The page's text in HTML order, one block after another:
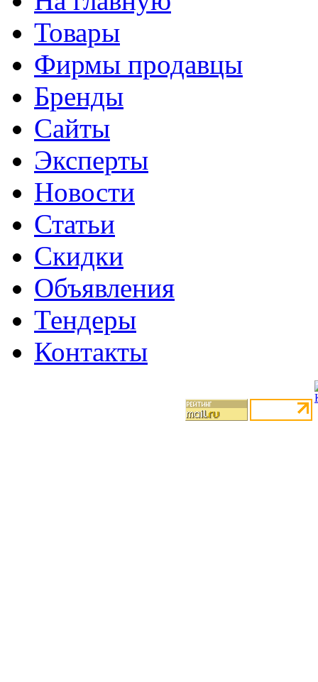
Товары
Фирмы продавцы
Бренды
Сайты
Эксперты
Новости
Статьи
Скидки
Объявления
Тендеры
Контакты